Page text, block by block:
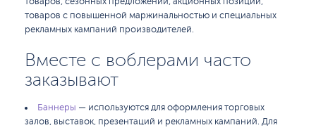
товаров с повышенной маржинальностью и специальных
рекламных кампаний производителей.
Вместе с воблерами часто
заказывают
Баннеры — используются для оформления торговых
залов, выставок, презентаций и рекламных кампаний. Для